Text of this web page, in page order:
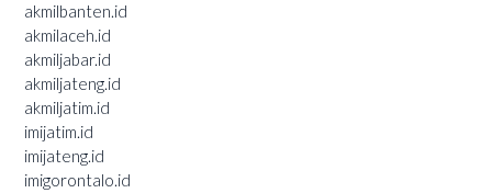
akmilbanten.id
akmilaceh.id
akmiljabar.id
akmiljateng.id
akmiljatim.id
imijatim.id
imijateng.id
imigorontalo.id